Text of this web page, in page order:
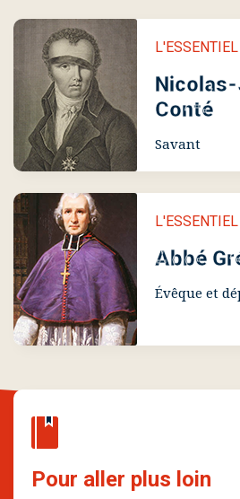
Conté
Savant
Abbé
Évêque et
Pour aller plus loin